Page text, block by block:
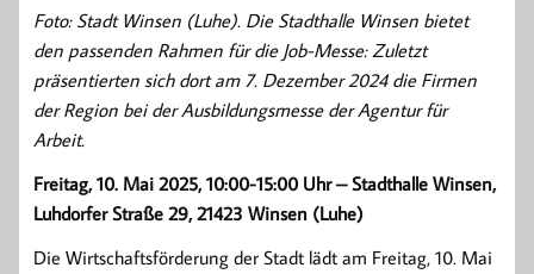
Foto: Stadt Winsen (Luhe). Die Stadthalle Winsen bietet
den passenden Rahmen für die Job-Messe: Zuletzt
präsentierten sich dort am 7. Dezember 2024 die Firmen
der Region bei der Ausbildungsmesse der Agentur für
Arbeit.
Freitag, 10. Mai 2025, 10:00-15:00 Uhr – Stadthalle Winsen,
Luhdorfer Straße 29, 21423 Winsen (Luhe)
Die Wirtschaftsförderung der Stadt lädt am Freitag, 10. Mai